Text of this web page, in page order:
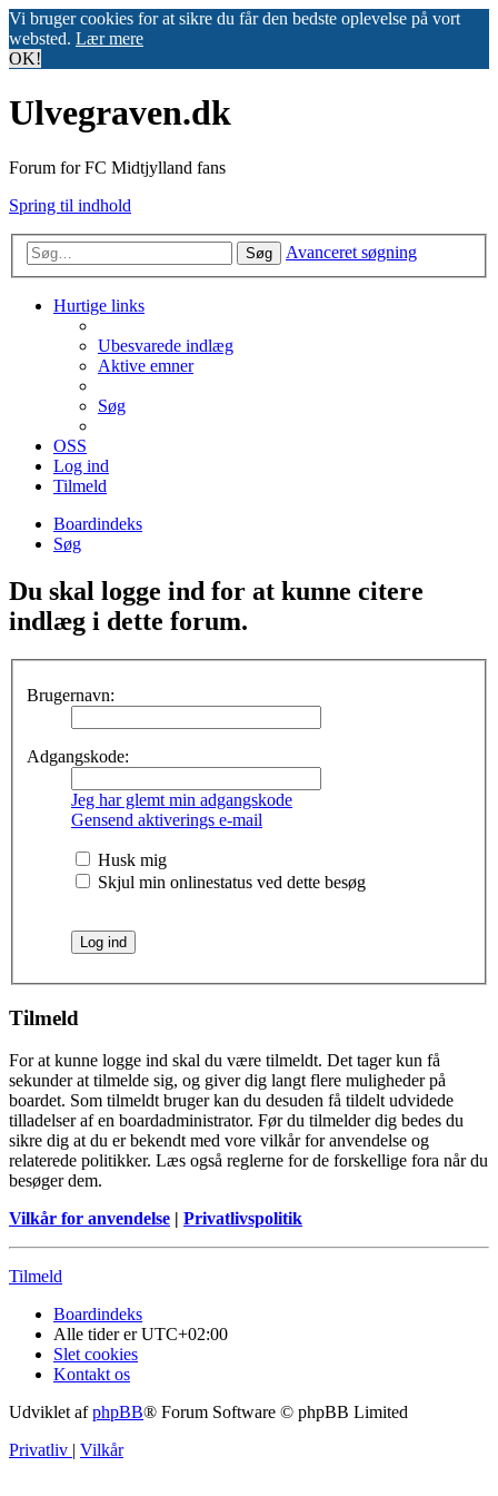
Vi bruger cookies for at sikre du får den bedste oplevelse på vort
websted. Lær mere
OK!
Ulvegraven.dk
Forum for FC Midtjylland fans
Spring til indhold
Søg Avanceret søgning
Hurtige links
Ubesvarede indlæg
Aktive emner
Søg
OSS
Log ind
Tilmeld
Boardindeks
Søg
Du skal logge ind for at kunne citere
indlæg i dette forum.
Brugernavn:
Adgangskode:
Jeg har glemt min adgangskode
Gensend aktiverings e-mail
Husk mig
Skjul min onlinestatus ved dette besøg
Tilmeld
For at kunne logge ind skal du være tilmeldt. Det tager kun få
sekunder at tilmelde sig, og giver dig langt flere muligheder på
boardet. Som tilmeldt bruger kan du desuden få tildelt udvidede
tilladelser af en boardadministrator. Før du tilmelder dig bedes du
sikre dig at du er bekendt med vore vilkår for anvendelse og
relaterede politikker. Læs også reglerne for de forskellige fora når du
besøger dem.
Vilkår for anvendelse | Privatlivspolitik
Tilmeld
Boardindeks
Alle tider erUTC+02:00
Slet cookies
Kontakt os
Udviklet afphpBB® Forum Software © phpBB Limited
Privatliv | Vilkår